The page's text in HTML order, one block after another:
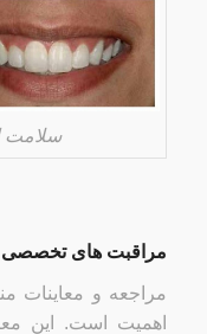
سلامت
مراقبت های تخصصی
مراجعه و معاینات
اهمیت است. این